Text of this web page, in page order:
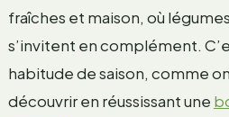
fraîches et maison, où
s’invitent en complément.
habitude de saison, comme
découvrir en réussissant une